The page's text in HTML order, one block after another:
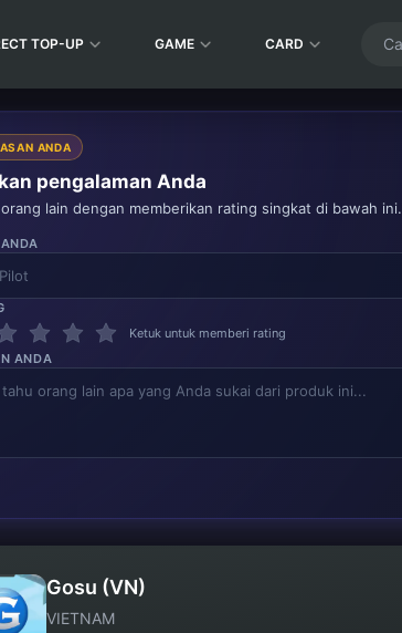
TOP-UP GAME CARD
ANDA
pengalaman Anda
lain dengan memberikan rating singkat di bawah ini.
Ketuk untuk memberi rating
ANDA
Gosu (VN)
VIETNAM